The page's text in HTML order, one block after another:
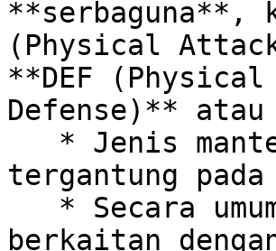
**serbaguna**,
(Physical
**DEF (Physical
Defense)** atau
tergantung
berkaitan